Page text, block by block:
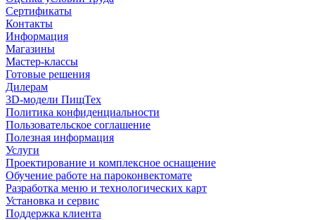
Сертификаты
Контакты
Информация
Магазины
Мастер-классы
Готовые решения
Дилерам
3D-модели ПищТех
Политика конфиденциальности
Пользовательское соглашение
Полезная информация
Услуги
Проектирование и комплексное оснащение
Обучение работе на пароконвектомате
Разработка меню и технологических карт
Установка и сервис
Поддержка клиента